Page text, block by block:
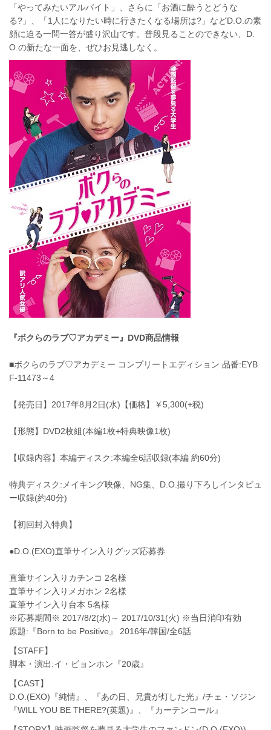
「やってみたいアルバイト」、さらに「お酒に酔うとどうな
る?」、「1人になりたい時に行きたくなる場所は?」などD.O.の素
顔に迫る一問一答が盛り沢山です。普段見ることのできない、D.
O.の新たな一面を、ぜひお見逃しなく。
『ボクらのラブ♡アカデミー』DVD商品情報
■ボクらのラブ♡アカデミー コンプリートエディション 品番:EYB
F-11473～4
【発売日】2017年8月2日(水)【価格】￥5,300(+税)
【形態】DVD2枚組(本編1枚+特典映像1枚)
【収録内容】本編ディスク:本編全6話収録(本編 約60分)
特典ディスク:メイキング映像、NG集、D.O.撮り下ろしインタビュ
ー収録(約40分)
【初回封入特典】
●D.O.(EXO)直筆サイン入りグッズ応募券
直筆サイン入りカチンコ 2名様
直筆サイン入りメガホン 2名様
直筆サイン入り台本 5名様
※応募期間※ 2017/8/2(水)～ 2017/10/31(火) ※当日消印有効
原題:『Born to be Positive』 2016年/韓国/全6話
【STAFF】
脚本・演出:イ・ビョンホン『20歳』
【CAST】
D.O.(EXO)『純情』、『あの日、兄貴が灯した光』/チェ・ソジン
『WILL YOU BE THERE?(英題)』、『カーテンコール』